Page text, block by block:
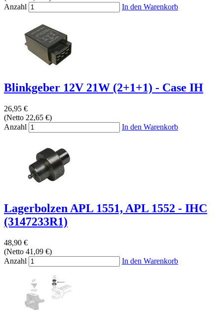
Anzahl
In den Warenkorb
Blinkgeber 12V 21W (2+1+1) - Case IH
26,95 €
(Netto 22,65 €)
Anzahl
In den Warenkorb
Lagerbolzen APL 1551, APL 1552 - IHC
(3147233R1)
48,90 €
(Netto 41,09 €)
Anzahl
In den Warenkorb